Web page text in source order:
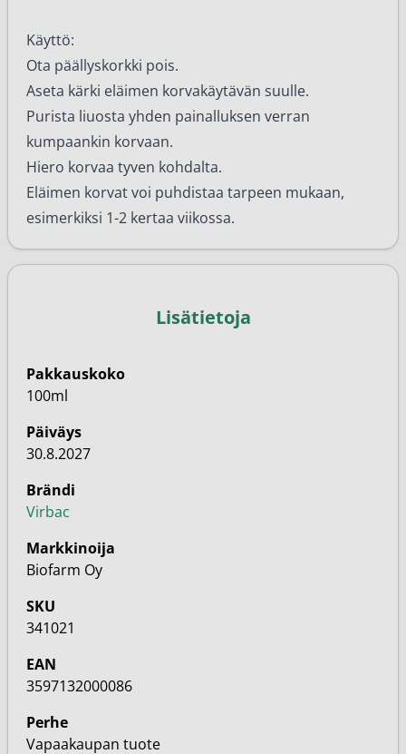
Käyttö:
Ota päällyskorkki pois.
Aseta kärki eläimen korvakäytävän suulle.
Purista liuosta yhden painalluksen verran
kumpaankin korvaan.
Hiero korvaa tyven kohdalta.
Eläimen korvat voi puhdistaa tarpeen mukaan,
esimerkiksi 1-2 kertaa viikossa.
Lisätietoja
Pakkauskoko
100ml
Päiväys
30.8.2027
Brändi
Virbac
Markkinoija
Biofarm Oy
SKU
341021
EAN
3597132000086
Perhe
Vapaakaupan tuote